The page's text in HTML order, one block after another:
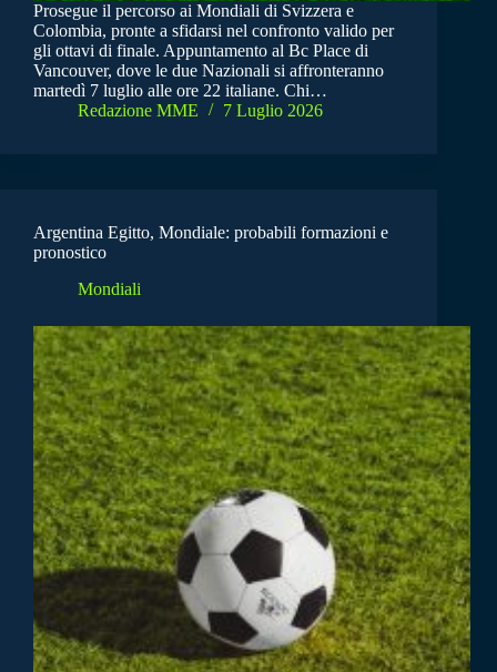
Prosegue il percorso ai Mondiali di Svizzera e
Colombia, pronte a sfidarsi nel confronto valido per
gli ottavi di finale. Appuntamento al Bc Place di
Vancouver, dove le due Nazionali si affronteranno
martedì 7 luglio alle ore 22 italiane. Chi…
Redazione MME
7 Luglio 2026
Argentina Egitto, Mondiale: probabili formazioni e
pronostico
Mondiali